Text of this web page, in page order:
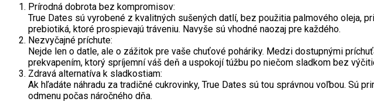
Prírodná dobrota bez kompromisov:
True Dates sú vyrobené z kvalitných sušených datlí, bez použitia palmového oleja,
prebiotiká, ktoré prospievajú tráveniu. Navyše sú vhodné naozaj pre každého.
Nezvyčajné príchute:
Nejde len o datle, ale o zážitok pre vaše chuťové poháriky. Medzi dostupnými
prekvapením, ktorý spríjemní váš deň a uspokojí túžbu po niečom sladkom bez
Zdravá alternatíva k sladkostiam:
Ak hľadáte náhradu za tradičné cukrovinky, True Dates sú tou správnou voľbou. Sú
odmenu počas náročného dňa.